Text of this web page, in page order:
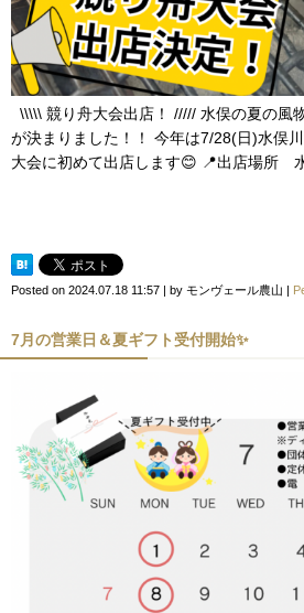
\\\\\ 競り舟大会出店！ ///// 水俣の夏の風
が決まりました！！ 今年は7/28(日)水俣
大会に初めて出店します😊 📍出店場所
Posted on 2024.07.18 11:57 | by モンヴェール農山 |
7月の営業日＆夏ギフト受付開始✨